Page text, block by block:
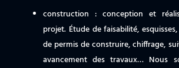
construction : conception et
projet. Étude de faisabilité,
de permis de construire, chiffrage,
avancement des travaux… Nous